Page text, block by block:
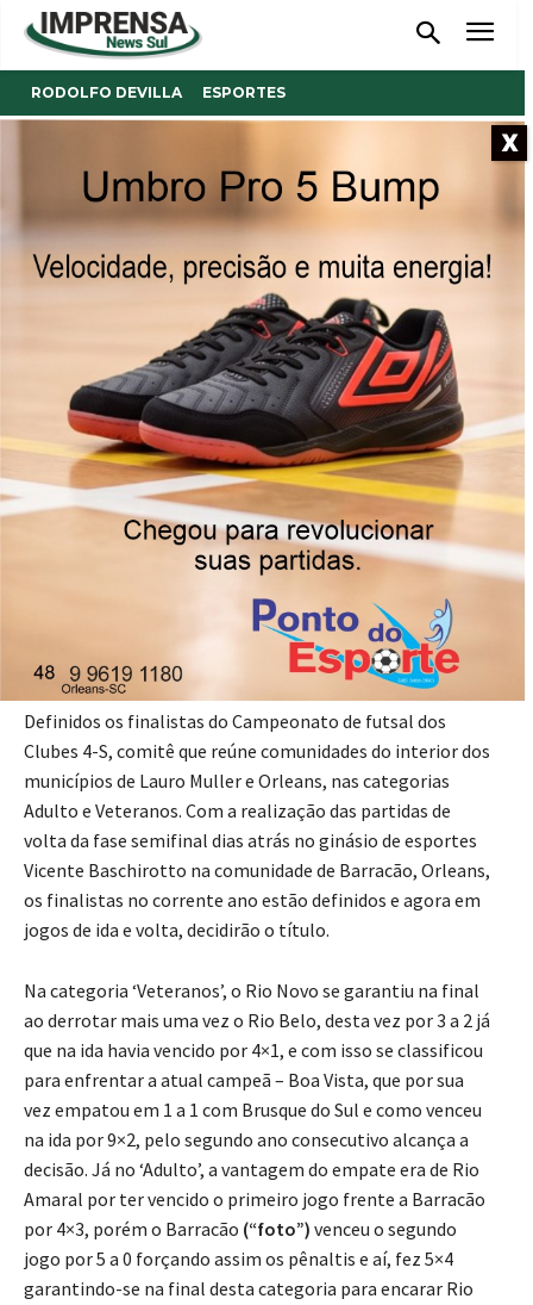
RODOLFO DEVILLA ESPORTES
deste sábado
Categorias Adulto e Veteranos iniciam as disputas pelo
título.
16/08/2025
Foto: Divulgação/Rodolfo Bussolo Devilla
Definidos os finalistas do Campeonato de futsal dos
Clubes 4-S, comitê que reúne comunidades do interior dos
municípios de Lauro Muller e Orleans, nas categorias
Adulto e Veteranos. Com a realização das partidas de
volta da fase semifinal dias atrás no ginásio de esportes
Vicente Baschirotto na comunidade de Barracão, Orleans,
os finalistas no corrente ano estão definidos e agora em
jogos de ida e volta, decidirão o título.
Na categoria ‘Veteranos’, o Rio Novo se garantiu na final
ao derrotar mais uma vez o Rio Belo, desta vez por 3 a 2 já
que na ida havia vencido por 4×1, e com isso se classificou
para enfrentar a atual campeã – Boa Vista, que por sua
vez empatou em 1 a 1 com Brusque do Sul e como venceu
na ida por 9×2, pelo segundo ano consecutivo alcança a
decisão. Já no ‘Adulto’, a vantagem do empate era de Rio
Amaral por ter vencido o primeiro jogo frente a Barracão
por 4×3, porém o Barracão (“foto”) venceu o segundo
jogo por 5 a 0 forçando assim os pênaltis e aí, fez 5×4
garantindo-se na final desta categoria para encarar Rio
X